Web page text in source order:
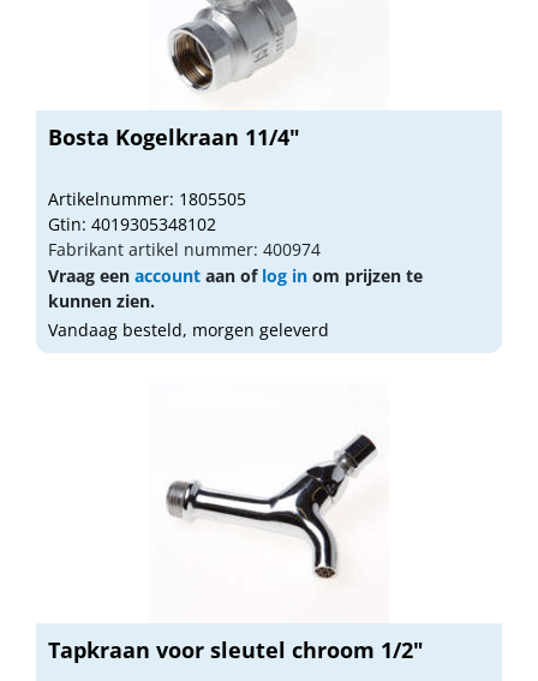
Bosta Kogelkraan 11/4"
Artikelnummer: 1805505
Gtin: 4019305348102
Fabrikant artikel nummer: 400974
Vraag een account aan of log in om prijzen te
kunnen zien.
Vandaag besteld, morgen geleverd
Tapkraan voor sleutel chroom 1/2"